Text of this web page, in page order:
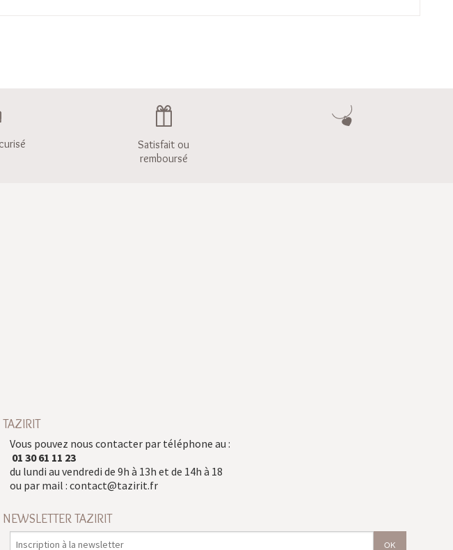
Satisfait ou
remboursé
TAZIRIT
Vous pouvez nous contacter par téléphone au :
01 30 61 11 23
du lundi au vendredi de 9h à 13h et de 14h à 18
ou par mail : contact@tazirit.fr
NEWSLETTER TAZIRIT